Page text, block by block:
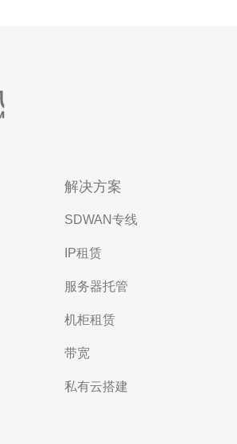
解决方案
SDWAN专线
IP租赁
服务器托管
机柜租赁
带宽
私有云搭建